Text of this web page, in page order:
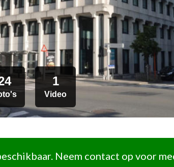
1
Video
Neem contact op voor